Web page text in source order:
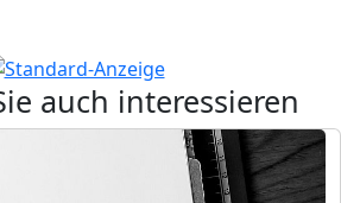
auch interessieren